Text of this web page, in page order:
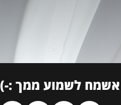
אשמח לשמוע ממך :-)